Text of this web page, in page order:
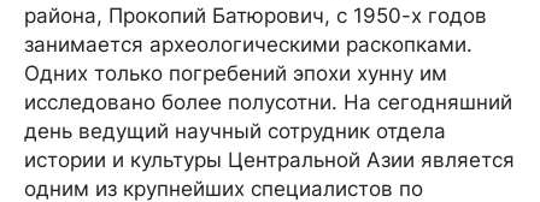
района, Прокопий Батюрович, с 1950-х годов
занимается археологическими раскопками.
Одних только погребений эпохи хунну им
исследовано более полусотни. На сегодняшний
день ведущий научный сотрудник отдела
истории и культуры Центральной Азии является
одним из крупнейших специалистов по